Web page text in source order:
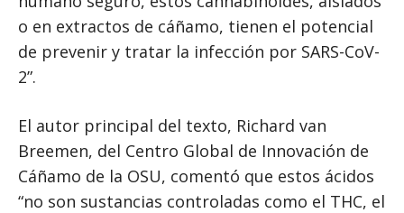
o en extractos de cáñamo, tienen el potencial
de prevenir y tratar la infección por SARS-CoV-
2”.
El autor principal del texto, Richard van
Breemen, del Centro Global de Innovación de
Cáñamo de la OSU, comentó que estos ácidos
“no son sustancias controladas como el THC, el